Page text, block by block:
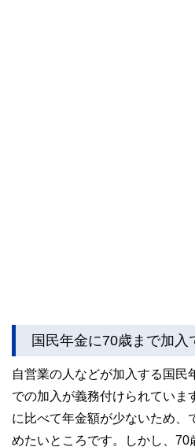
国民年金に70歳まで加入
自営業の人などが加入する国民
での加入が義務付けられていま
に比べて年金額が少ないため、
めたいところです。しかし、70